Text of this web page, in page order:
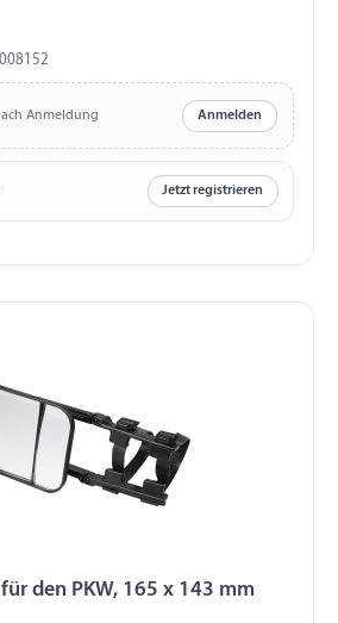
Anmeldung Anmelden
Jetzt registrieren
den PKW, 165 x 143 mm